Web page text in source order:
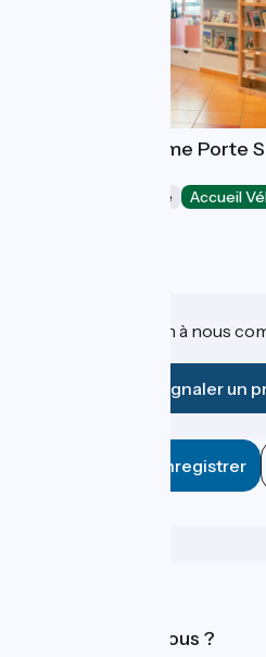
Office de Tourisme Porte
Offices de Tourisme Accueil
Une information à nous
Signaler un
Enregistrer
Qui sommes-nous ?